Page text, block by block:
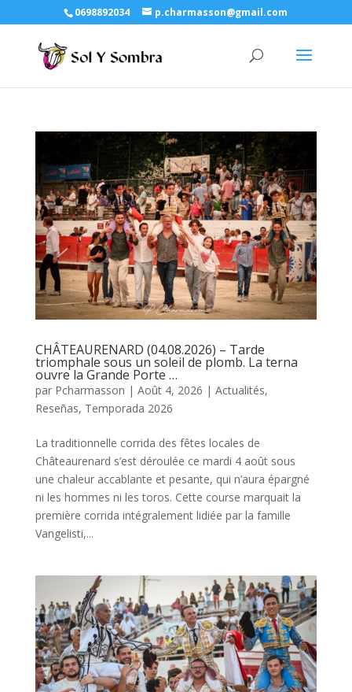
0698892034 p.charmasson@gmail.com
CHÂTEAURENARD (04.08.2026) – Tarde
triomphale sous un soleil de plomb. La terna
ouvre la Grande Porte …
par Pcharmasson | Août 4, 2026 | Actualités,
Reseñas, Temporada 2026
La traditionnelle corrida des fêtes locales de
Châteaurenard s’est déroulée ce mardi 4 août sous
une chaleur accablante et pesante, qui n’aura épargné
ni les hommes ni les toros. Cette course marquait la
première corrida intégralement lidiée par la famille
Vangelisti,...